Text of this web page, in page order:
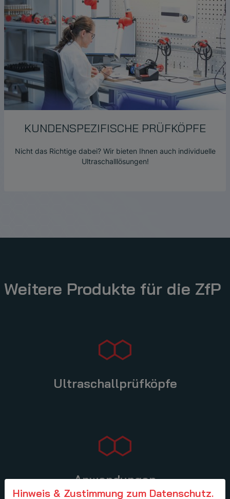
KUNDENSPEZIFISCHE PRÜFKÖPFE
Nicht das Richtige dabei? Wir bieten Ihnen auch individuelle
Ultraschalllösungen!
Weitere Produkte für die ZfP
Ultraschallprüfköpfe
Anwendungen
Hinweis & Zustimmung zum Datenschutz.